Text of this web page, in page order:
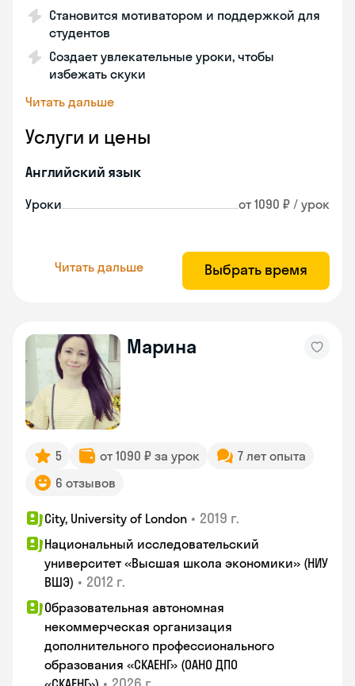
Становится мотиватором и поддержкой для
студентов
Создает увлекательные уроки, чтобы
избежать скуки
Читать дальше
Услуги и цены
Английский язык
Уроки от 1090 ₽ / урок
Читать дальше Выбрать время
Марина
5 от 1090 ₽ за урок
7 лет опыта
6 отзывов
City, University of London • 2019 г.
Национальный исследовательский
университет «Высшая школа экономики» (НИУ
ВШЭ) • 2012 г.
Образовательная автономная
некоммерческая организация
дополнительного профессионального
образования «СКАЕНГ» (ОАНО ДПО